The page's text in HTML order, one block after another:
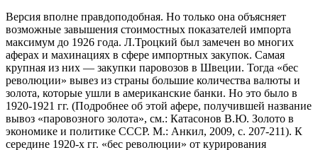
Версия вполне правдоподобная. Но только она объясняет
возможные завышения стоимостных показателей импорта
максимум до 1926 года. Л.Троцкий был замечен во многих
аферах и махинациях в сфере импортных закупок. Самая
крупная из них — закупки паровозов в Швеции. Тогда «бес
революции» вывез из страны большие количества валюты и
золота, которые ушли в американские банки. Но это было в
1920-1921 гг. (Подробнее об этой афере, получившей название
вывоз «паровозного золота», см.: Катасонов В.Ю. Золото в
экономике и политике СССР. М.: Анкил, 2009, с. 207-211). К
середине 1920-х гг. «бес революции» от курирования